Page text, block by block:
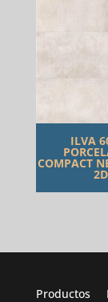
ILVA
COMPACT
Productos